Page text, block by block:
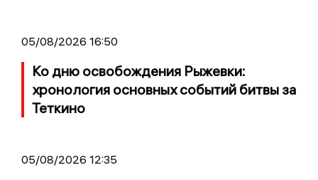
05/08/2026 16:50
Ко дню освобождения Рыжевки:
хронология основных событий битвы за
Теткино
05/08/2026 12:35